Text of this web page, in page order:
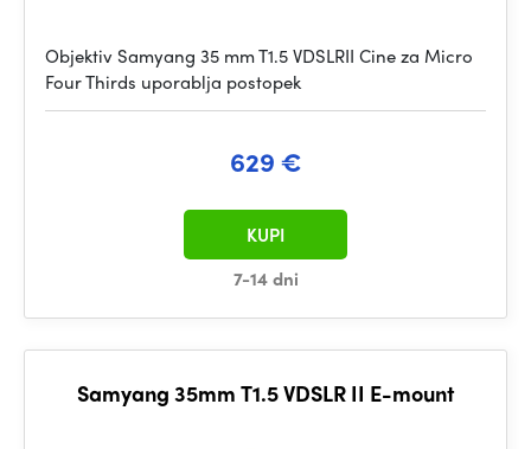
Objektiv Samyang 35 mm T1.5 VDSLRII Cine za Micro
Four Thirds uporablja postopek
629 €
7-14 dni
KUPI
Samyang 35mm T1.5 VDSLR II E-mount